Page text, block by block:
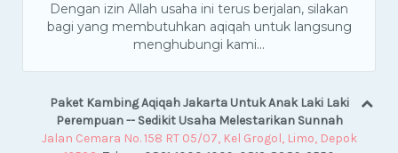
Dengan izin Allah usaha ini terus berjalan, silakan
bagi yang membutuhkan aqiqah untuk langsung
menghubungi kami...
Paket Kambing Aqiqah Jakarta Untuk Anak Laki Laki
Perempuan -- Sedikit Usaha Melestarikan Sunnah
Jalan Cemara No. 158 RT 05/07, Kel Grogol, Limo, Depok